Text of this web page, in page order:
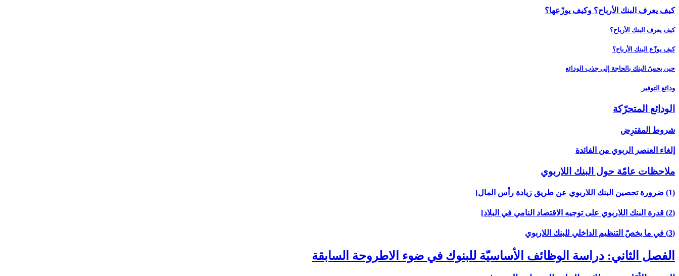
كيف يعرف البنك الأرباح؟ وكيف يوزّعها؟
كيف يعرف البنك الأرباح؟
كيف يوزّع البنك الأرباح؟
حين يحسّ البنك بالحاجة إلى جذب الودائع
ودائع التوفير
الودائع المتحرّكة
شروط المقترِض
إلغاء العنصر الربوي من الفائدة
ملاحظات عامّة حول البنك اللاربوي‏
(1) ضرورة تحصين البنك اللاربوي عن طريق زيادة رأس المال‏]
(2) قدرة البنك اللاربوي على توجيه الاقتصاد النامي في البلاد]
(3) في ما يخصّ التنظيم الداخلي للبنك اللاربوي‏
الفصل الثاني: دراسة الوظائف الأساسيّة للبنوك في ضوء الاطروحة السابقة